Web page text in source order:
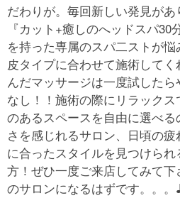
だわりが。毎回新しい発見が
『カット+癒しのへッドスパ
を持った専属のスパ二ストが
皮タイプに合わせて施術して
んだマッサージは一度試した
なし！！施術の際にリラック
のあるスペースを自由に選べ
さを感じれるサロン、日頃の
に合ったスタイルを見つけら
方！ぜひ一度ご来店してみて
のサロンになるはずです。。。